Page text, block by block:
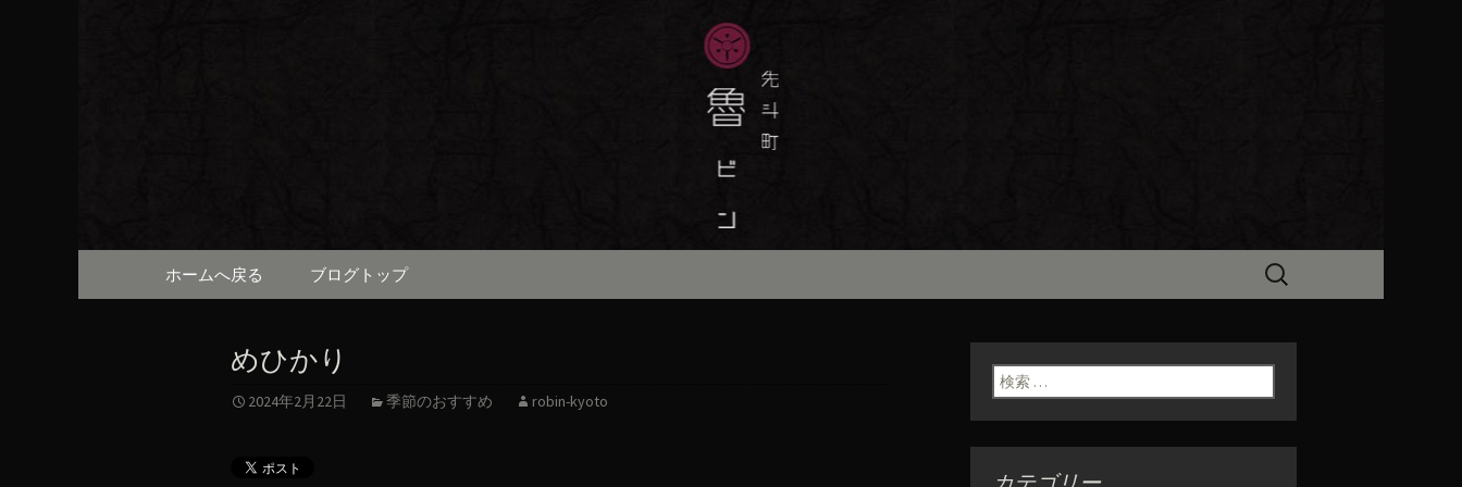
京都・先斗町の京料理・和食「魯ビン
（ろびん）」の公式ブログ
京都・先斗町の京町家で美味しい季節の京料理・和食が自慢の「魯ビン（ろびん）」がお店からのお
知らせや、お料理について最新情報をおとどけします。
コンテンツへ移動
ホームへ戻る ブログトップ
検
めひかり
2024年2月22日 季節のおすすめ robin-kyoto
検索: